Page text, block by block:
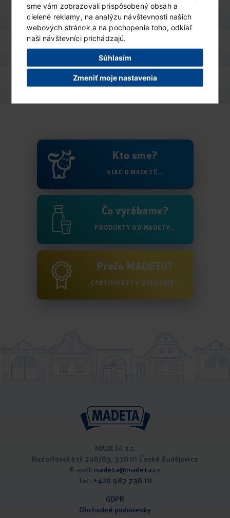
sme vám zobrazovali prispôsobený obsah a
cielené reklamy, na analýzu návštevnosti našich
webových stránok a na pochopenie toho, odkiaľ
naši návštevníci prichádzajú.
Súhlasím
Zmeniť moje nastavenia
výživové údaje ZOBRAZIŤ
varianty produktu ZOBRAZIŤ
podobné produkty ZOBRAZIŤ
Kto sme?
VIAC O MADETĚ...
Čo vyrábame?
PRODUKTY OD MADETY...
Prečo MADETU?
CERTIFIKÁTY A OCENENIE...
MADETA a.s.
Rudolfovská tř. 246/83, 370 01 České Budějovice
E-mail: madeta@madeta.cz
Tel.: +420 387 736 111
GDPR
Obchodné podmienky